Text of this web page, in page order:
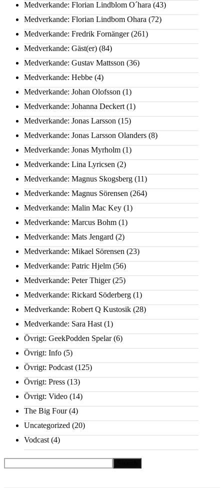
Medverkande: Florian Lindblom O´hara (43)
Medverkande: Florian Lindbom Ohara (72)
Medverkande: Fredrik Fornänger(261)
Medverkande: Gäst(er) (84)
Medverkande: Gustav Mattsson (36)
Medverkande: Hebbe (4)
Medverkande: Johan Olofsson (1)
Medverkande: Johanna Deckert (1)
Medverkande: Jonas Larsson (15)
Medverkande: Jonas Larsson Olanders (8)
Medverkande: Jonas Myrholm (1)
Medverkande: Lina Lyricsen (2)
Medverkande: Magnus Skogsberg (11)
Medverkande: Magnus Sörensen (264)
Medverkande: Malin Mac Key (1)
Medverkande: Marcus Bohm (1)
Medverkande: Mats Jengard (2)
Medverkande: Mikael Sörensen (23)
Medverkande: Patric Hjelm (56)
Medverkande: Peter Thiger(25)
Medverkande: Rickard Söderberg (1)
Medverkande: Robert Q Kustosik (28)
Medverkande: Sara Hast (1)
Övrigt: GeekPodden Spelar(6)
Övrigt: Info (5)
Övrigt: Podcast (125)
Övrigt: Press (13)
Övrigt: Video (14)
The Big Four(4)
Uncategorized (20)
Vodcast (4)